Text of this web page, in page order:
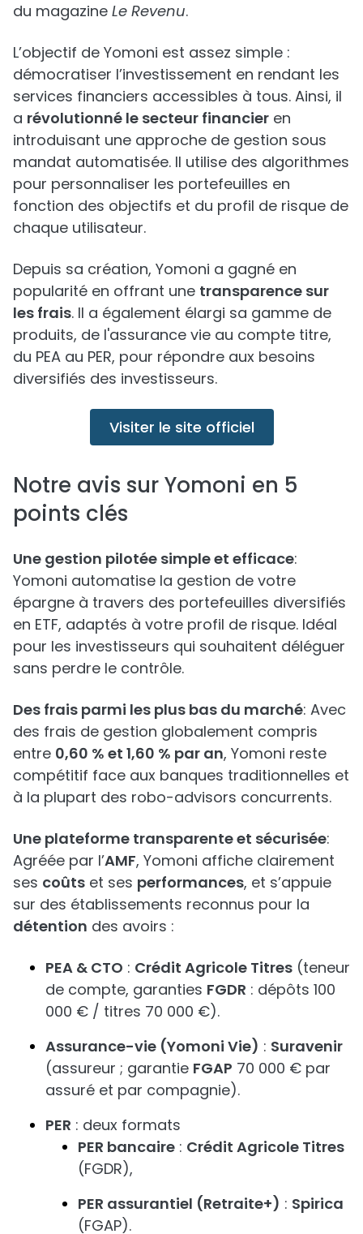
du magazine Le Revenu.
L’objectif de Yomoni est assez simple :
démocratiser l’investissement en rendant les
services financiers accessibles à tous. Ainsi, il
a révolutionné le secteur financier en
introduisant une approche de gestion sous
mandat automatisée. Il utilise des algorithmes
pour personnaliser les portefeuilles en
fonction des objectifs et du profil de risque de
chaque utilisateur.
Depuis sa création, Yomoni a gagné en
popularité en offrant une transparence sur
les frais. Il a également élargi sa gamme de
produits, de l'assurance vie au compte titre,
du PEA au PER, pour répondre aux besoins
diversifiés des investisseurs.
Visiter le site officiel
Notre avis sur Yomoni en 5
points clés
Une gestion pilotée simple et efficace:
Yomoni automatise la gestion de votre
épargne à travers des portefeuilles diversifiés
en ETF, adaptés à votre profil de risque. Idéal
pour les investisseurs qui souhaitent déléguer
sans perdre le contrôle.
Des frais parmi les plus bas du marché: Avec
des frais de gestion globalement compris
entre 0,60 % et 1,60 % par an, Yomoni reste
compétitif face aux banques traditionnelles et
à la plupart des robo-advisors concurrents.
Une plateforme transparente et sécurisée:
Agréée par l’AMF, Yomoni affiche clairement
ses coûts et ses performances, et s’appuie
sur des établissements reconnus pour la
détention des avoirs :
PEA & CTO : Crédit Agricole Titres (teneur
de compte, garanties FGDR : dépôts 100
000 € / titres 70 000 €).
Assurance-vie (Yomoni Vie) : Suravenir
(assureur ; garantie FGAP 70 000 € par
assuré et par compagnie).
PER : deux formats
PER bancaire : Crédit Agricole Titres
(FGDR),
PER assurantiel (Retraite+) : Spirica
(FGAP).